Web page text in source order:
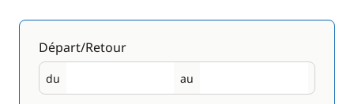
Départ/Retour
du
Départ au
Retour